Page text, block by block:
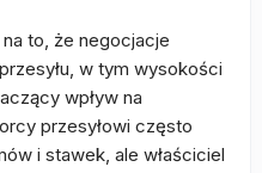
to, że negocjacje
w tym wysokości
wpływ na
przesyłowi często
i stawek, ale właściciel